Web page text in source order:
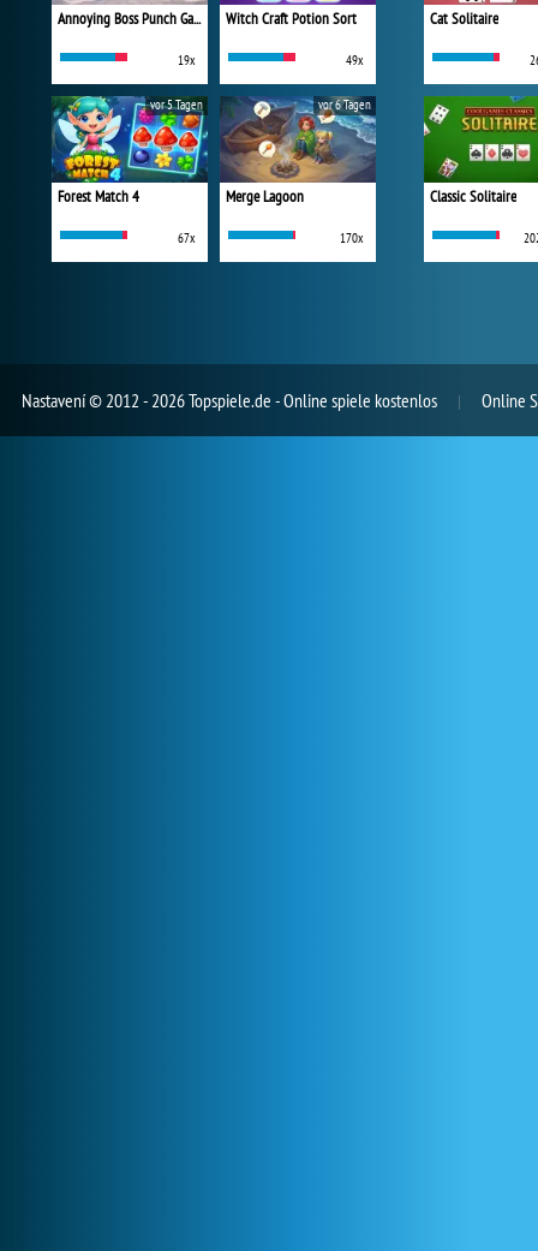
Annoying Boss Punch Game
19x
Witch Craft Potion Sort
49x
Forest Match 4
67x
vor 5 Tagen
Merge Lagoon
170x
vor 6 Tagen
Cat Solitaire
Classic Solitaire
Nastavení© 2012 - 2026 Topspiele.de - Online spiele kostenlos Online